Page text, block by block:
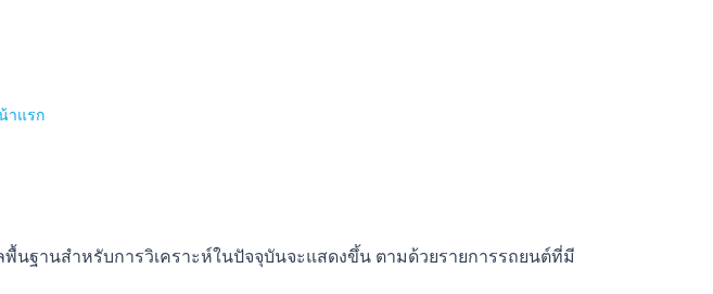
าแรก
ฐานสำหรับการวิเคราะห์ในปัจจุบันจะแสดงขึ้น ตามด้วยรายการรถยนต์ที่มี